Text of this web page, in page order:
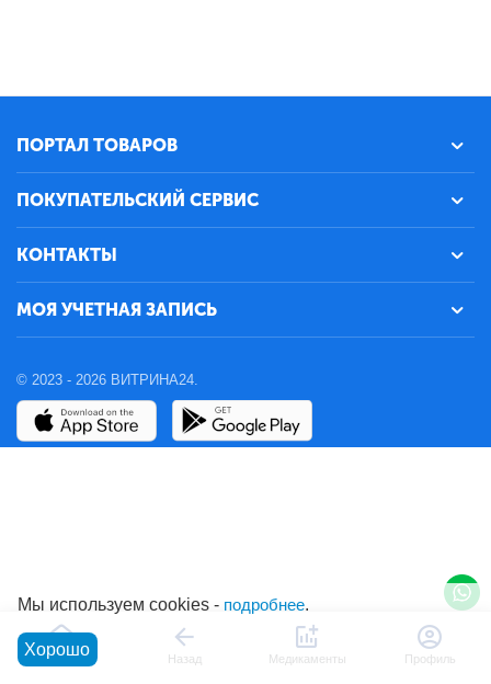
ПОРТАЛ ТОВАРОВ
ПОКУПАТЕЛЬСКИЙ СЕРВИС
КОНТАКТЫ
МОЯ УЧЕТНАЯ ЗАПИСЬ
© 2023 - 2026 ВИТРИНА24.
Главная Назад Медикаменты Профиль
Мы используем cookies - подробнее.
Хорошо